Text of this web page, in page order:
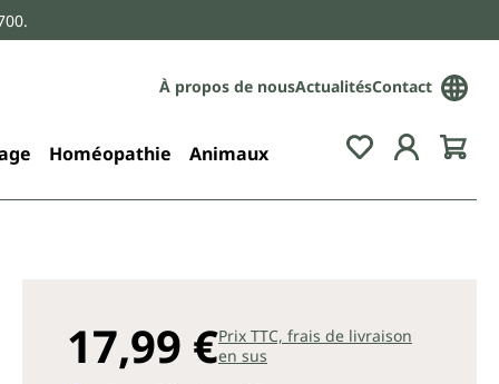
À propos de nousActualitésContact
Homéopathie Animaux
17,99 €Prix TTC, frais de livraison
en sus